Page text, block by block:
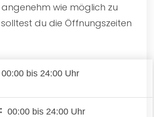
angenehm wie möglich zu
du die Öffnungszeiten
00:00 bis 24:00 Uhr
00:00 bis 24:00 Uhr